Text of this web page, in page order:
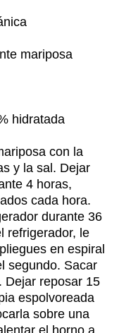
mariposa
hidratada
con la
y la sal. Dejar
4 horas,
cada hora.
durante 36
refrigerador, le
en espiral
segundo. Sacar
Dejar reposar 15
espolvoreada
sobre una
el horno a